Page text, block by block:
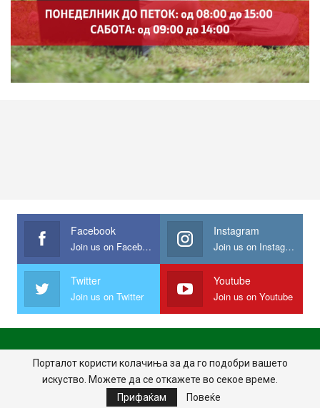
Facebook
Join us on Facebook
Instagram
Join us on Instagram
Twitter
Join us on Twitter
Youtube
Join us on Youtube
ПОЧЕТНА ПОЛИТИКА НА ПРИВАТНОСТ
ИМПРЕСУМ
ПРАВИЛА НА КОРИСТЕЊЕ
Порталот користи колачиња за да го подобри вашето
искуство. Можете да се откажете во секое време.
Прифаќам
Повеќе